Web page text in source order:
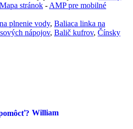
Mapa stránok - AMP pre mobilné
plnenie vody, Baliaca linka na
nápojov, Balič kufrov, Čínsky
William